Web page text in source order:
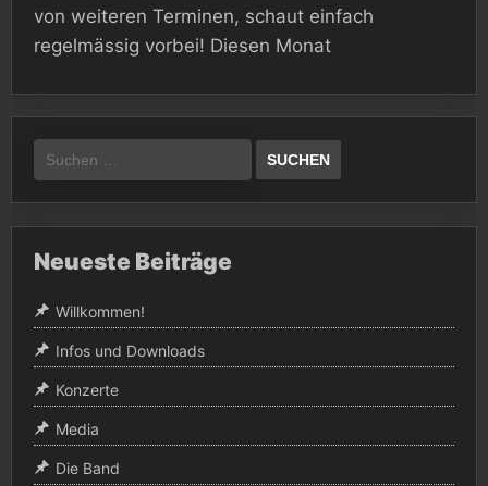
von weiteren Terminen, schaut einfach
regelmässig vorbei! Diesen Monat
Suchen
nach:
Neueste Beiträge
Willkommen!
Infos und Downloads
Konzerte
Media
Die Band